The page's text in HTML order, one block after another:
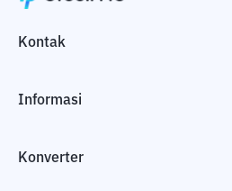
Kontak
Informasi
Konverter